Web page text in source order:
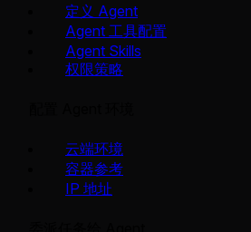
定义 Agent
Agent 工具配置
Agent Skills
权限策略
云端环境
容器参考
IP 地址